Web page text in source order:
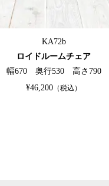
KA72b
ロイドルームチェア
幅670 奥行530 高さ790
¥46,200 （税込）